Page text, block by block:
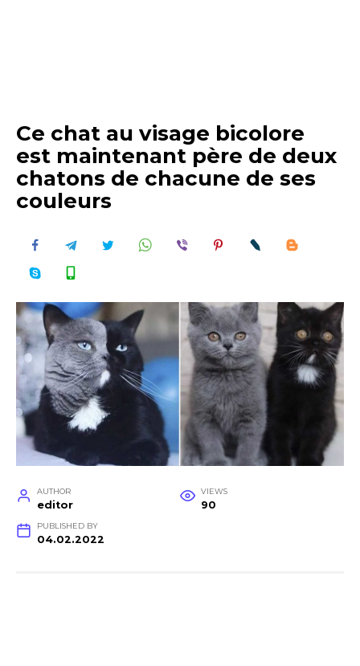
Ce chat au visage bicolore
est maintenant père de deux
chatons de chacune de ses
couleurs
AUTHOR
editor
VIEWS
90
PUBLISHED BY
04.02.2022